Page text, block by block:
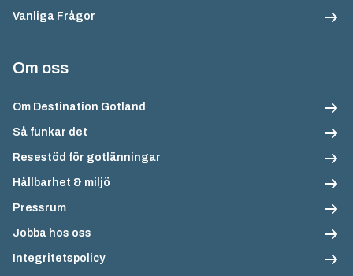
Vanliga Frågor
Om oss
Om Destination Gotland
Så funkar det
Resestöd för gotlänningar
Hållbarhet & miljö
Pressrum
Jobba hos oss
Integritetspolicy